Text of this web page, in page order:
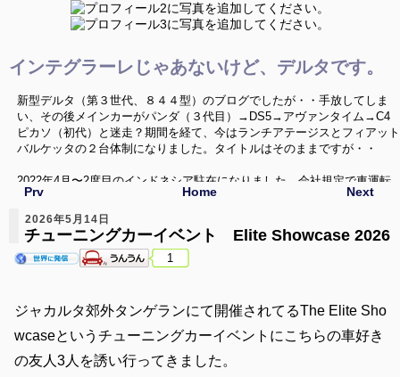
インテグラーレじゃあないけど、デルタです。
新型デルタ（第３世代、８４４型）のブログでしたが・・手放してしま
い、その後メインカーがパンダ（３代目）→DS5→アヴァンタイム→C4
ピカソ（初代）と迷走？期間を経て、今はランチアテージスとフィアット
バルケッタの２台体制になりました。タイトルはそのままですが・・
2022年4月〜2度目のインドネシア駐在になりました。会社規定で車運転
禁止という環境の中、なんとか車活が出来ないか、色々と模索していきた
いと思います。いつか帰国した時にはまた変態車を飼うぞ〜
ニューデルタ、Ｃ４ピカソ、バルケッタネタ以外に、海外のクルマ、珍し
い中古車、ミニカー（1/43）、シリーズネタ等でお送りしてます。
Next
Prv Home
2026年5月14日
チューニングカーイベント Elite Showcase 2026
1
ジャカルタ郊外タンゲランにて開催されてるThe Elite Sho
wcaseというチューニングカーイベントにこちらの車好き
の友人3人を誘い行ってきました。